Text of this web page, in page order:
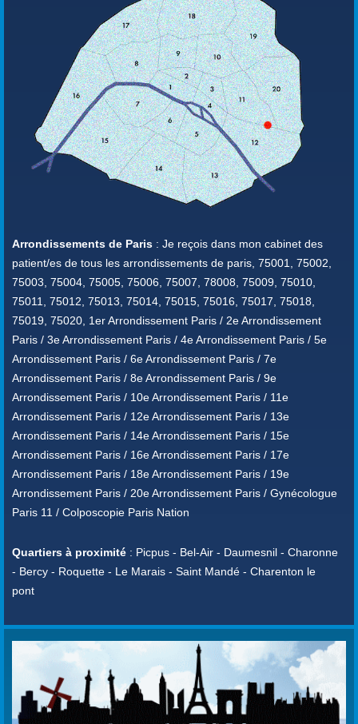
Arrondissements de Paris : Je reçois dans mon cabinet des
patient/es de tous les arrondissements de paris, 75001, 75002,
75003, 75004, 75005, 75006, 75007, 78008, 75009, 75010,
75011, 75012, 75013, 75014, 75015, 75016, 75017, 75018,
75019, 75020, 1er Arrondissement Paris / 2e Arrondissement
Paris / 3e Arrondissement Paris / 4e Arrondissement Paris / 5e
Arrondissement Paris / 6e Arrondissement Paris / 7e
Arrondissement Paris / 8e Arrondissement Paris / 9e
Arrondissement Paris / 10e Arrondissement Paris / 11e
Arrondissement Paris / 12e Arrondissement Paris / 13e
Arrondissement Paris / 14e Arrondissement Paris / 15e
Arrondissement Paris / 16e Arrondissement Paris / 17e
Arrondissement Paris / 18e Arrondissement Paris / 19e
Arrondissement Paris / 20e Arrondissement Paris / Gynécologue
Paris 11 / Colposcopie Paris Nation
Quartiers à proximité : Picpus - Bel-Air - Daumesnil - Charonne
- Bercy - Roquette - Le Marais - Saint Mandé - Charenton le
pont